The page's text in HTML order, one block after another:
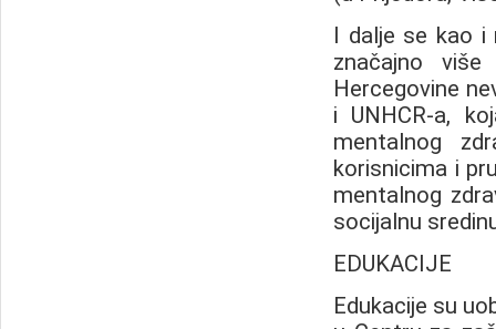
I dalje se kao i
značajno
Hercegovine
i UNHCR-a,
mentalnog
korisnicima i
mentalnog
socijalnu
EDUKACIJE
Edukacije su